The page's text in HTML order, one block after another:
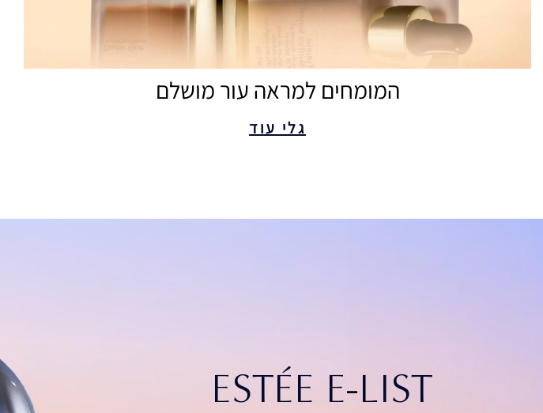
המומחים למראה עור מושלם
גלי עוד
ESTÉE E-LIST